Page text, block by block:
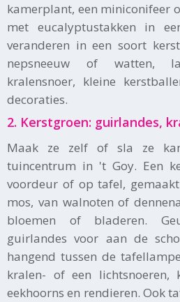
kamerplant, een miniconifeer
met eucalyptustakken in
veranderen in een soort
nepsneeuw of watten,
kralensnoer, kleine
decoraties.
2. Kerstgroen: guirlandes,
Maak ze zelf of sla ze
tuincentrum in 't Goy. Een
voordeur of op tafel,
mos, van walnoten of
bloemen of bladeren.
guirlandes voor aan de
hangend tussen de
kralen- of een lichtsnoeren,
eekhoorns en rendieren. Ook